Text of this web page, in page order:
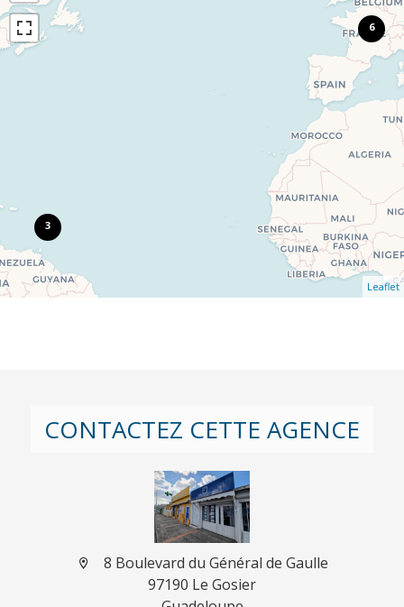
3
6
Leaflet
CONTACTEZ CETTE AGENCE
8 Boulevard du Général de Gaulle
97190 Le Gosier